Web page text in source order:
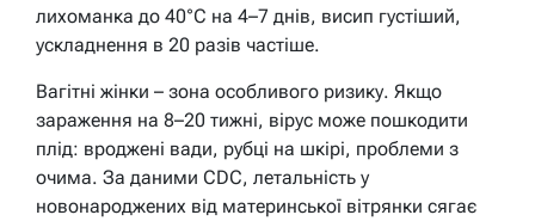
лихоманка до 40°C на 4–7 днів, висип густіший,
ускладнення в 20 разів частіше.
Вагітні жінки – зона особливого ризику. Якщо
зараження на 8–20 тижні, вірус може пошкодити
плід: вроджені вади, рубці на шкірі, проблеми з
очима. За даними CDC, летальність у
новонароджених від материнської вітрянки сягає